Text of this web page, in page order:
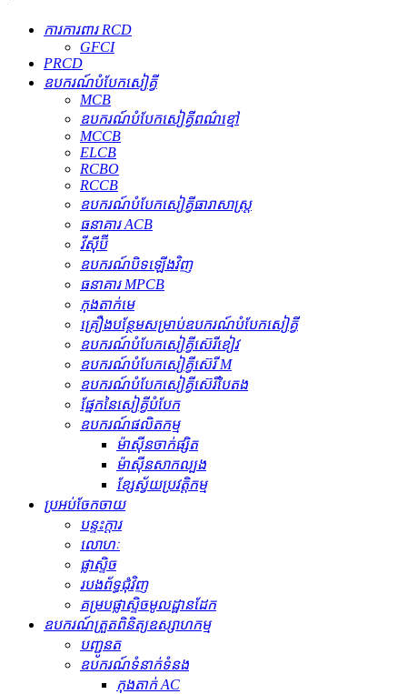
ការការពារ RCD
GFCI
PRCD
ឧបករណ៍​បំបែក​សៀគ្វី
MCB
ឧបករណ៍បំបែកសៀគ្វីពណ៌ខ្មៅ
MCCB
ELCB
RCBO
RCCB
ឧបករណ៍បំបែកសៀគ្វីធារាសាស្ត្រ
ធនាគារ ACB
វីស៊ីប៊ី
ឧបករណ៍បិទឡើងវិញ
ធនាគារ MPCB
កុងតាក់មេ
គ្រឿងបន្ថែមសម្រាប់ឧបករណ៍បំបែកសៀគ្វី
ឧបករណ៍បំបែកសៀគ្វីស៊េរីខៀវ
ឧបករណ៍បំបែកសៀគ្វីស៊េរី M
ឧបករណ៍បំបែកសៀគ្វីស៊េរីបៃតង
ផ្នែកនៃសៀគ្វីបំបែក
ឧបករណ៍ផលិតកម្ម
ម៉ាស៊ីនចាក់ផ្សិត
ម៉ាស៊ីនសាកល្បង
ខ្សែស្វ័យប្រវត្តិកម្ម
ប្រអប់ចែកចាយ
បន្ទះក្តារ
លោហៈ
ផ្លាស្ទិច
របងព័ទ្ធជុំវិញ
គម្របផ្លាស្ទិចមូលដ្ឋានដែក
ឧបករណ៍ត្រួតពិនិត្យឧស្សាហកម្ម
បញ្ជូនត
ឧបករណ៍​ទំនាក់ទំនង
កុងតាក់ AC